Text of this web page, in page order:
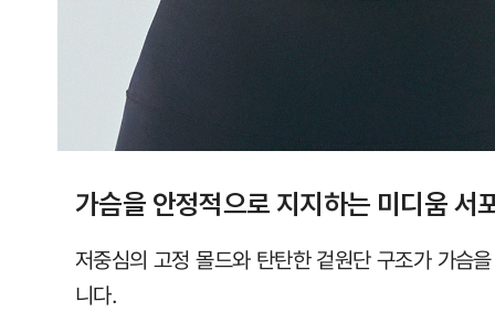
가슴을 안정적으로 지지하는 미디움 서
저중심의 고정 몰드와 탄탄한 겉원단 구조가 가슴
니다.